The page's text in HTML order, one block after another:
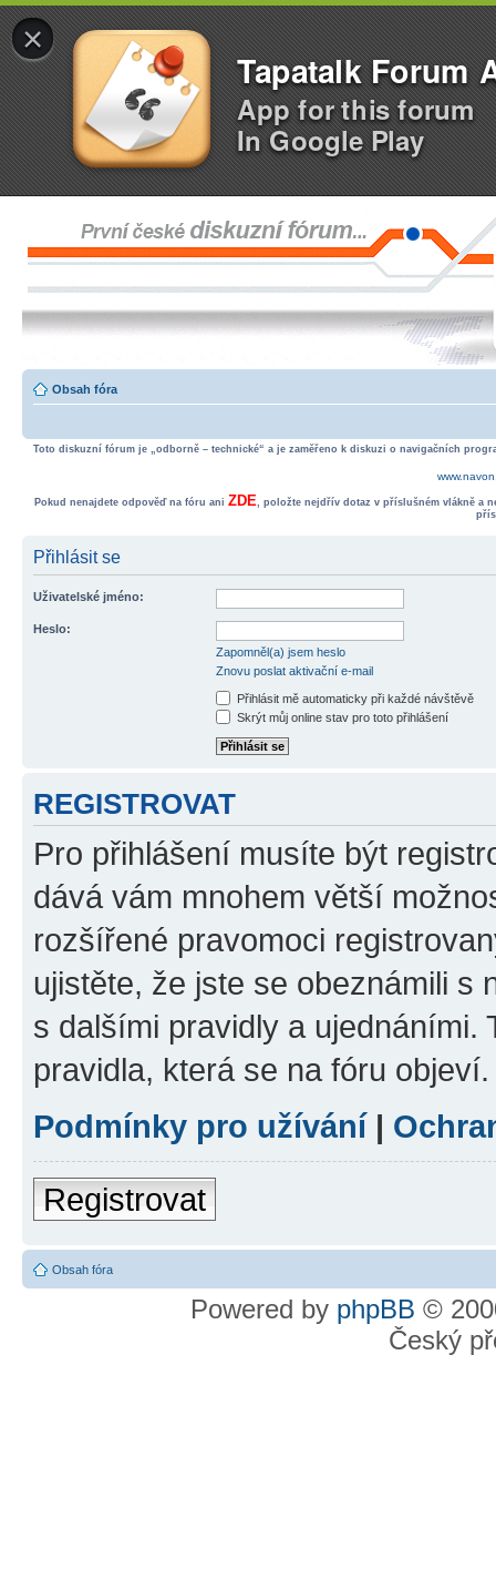
×
Tapatalk Forum
App for this forum
In Google Play
Obsah fóra
Toto diskuzní fórum je „odborně – technické“ a je zaměřeno k diskuzi o navigačních
Pokud nenajdete odpověď na fóru ani ZDE, položte nejdřív dotaz v příslušném vlákně a
Přihlásit se
Uživatelské jméno:
Heslo:
Zapomněl(a) jsem heslo
Znovu poslat aktivační e-mail
Přihlásit mě automaticky při každé návštěvě
Skrýt můj online stav pro toto přihlášení
REGISTROVAT
Pro přihlášení musíte být
dává vám mnohem větší
rozšířené pravomoci
ujistěte, že jste se obeznámili s
s dalšími pravidly a ujednáními.
pravidla, která se na fóru objeví.
Podmínky pro užívání|
Registrovat
Obsah fóra
Powered by phpBB ©
Český